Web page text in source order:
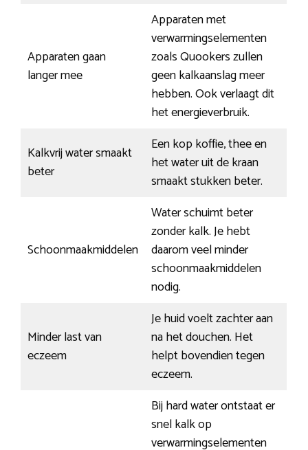
Apparaten gaan
langer mee
Apparaten met
verwarmingselementen
zoals Quookers zullen
geen kalkaanslag meer
hebben. Ook verlaagt dit
het energieverbruik.
Kalkvrij water smaakt
beter
Een kop koffie, thee en
het water uit de kraan
smaakt stukken beter.
Schoonmaakmiddelen
Water schuimt beter
zonder kalk. Je hebt
daarom veel minder
schoonmaakmiddelen
nodig.
Minder last van
eczeem
Je huid voelt zachter aan
na het douchen. Het
helpt bovendien tegen
eczeem.
Bij hard water ontstaat er
snel kalk op
verwarmingselementen